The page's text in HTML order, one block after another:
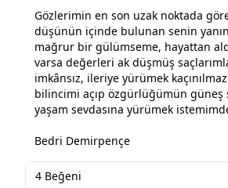
Gözlerimin en son uzak noktada
düşünün içinde bulunan senin
mağrur bir gülümseme, hayattan
varsa değerleri ak düşmüş
imkânsız, ileriye yürümek
bilincimi açıp özgürlüğümün güneş
yaşam sevdasına yürümek
Bedri Demirpençe
4 Beğeni